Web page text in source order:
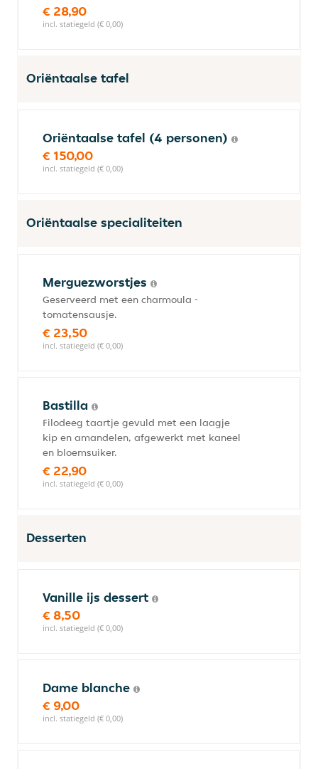
€ 28,90
incl. statiegeld (€ 0,00)
Oriëntaalse tafel
Oriëntaalse tafel (4 personen)
€ 150,00
incl. statiegeld (€ 0,00)
Oriëntaalse specialiteiten
Merguezworstjes
Geserveerd met een charmoula -
tomatensausje.
€ 23,50
incl. statiegeld (€ 0,00)
Bastilla
Filodeeg taartje gevuld met een laagje
kip en amandelen, afgewerkt met kaneel
en bloemsuiker.
€ 22,90
incl. statiegeld (€ 0,00)
Desserten
Vanille ijs dessert
€ 8,50
incl. statiegeld (€ 0,00)
Dame blanche
€ 9,00
incl. statiegeld (€ 0,00)